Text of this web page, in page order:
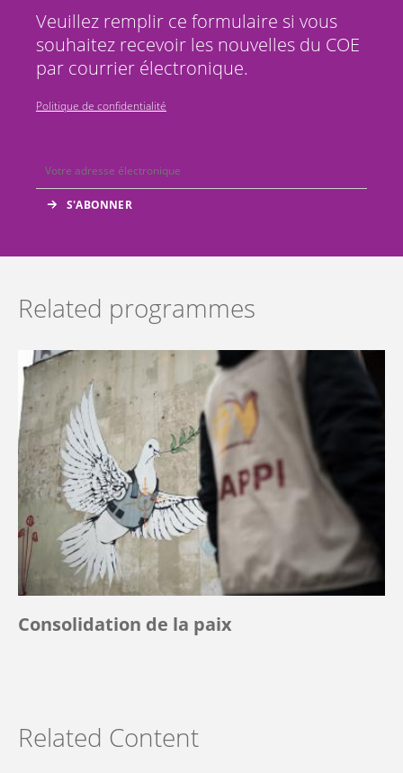
Veuillez remplir ce formulaire si vous
souhaitez recevoir les nouvelles du COE
par courrier électronique.
Politique de confidentialité
Related programmes
Consolidation de la paix
Related Content